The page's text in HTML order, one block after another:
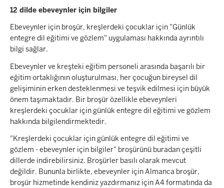
12 dilde ebeveynler için bilgiler
Ebeveynler için broşür, kreşlerdeki çocuklar için "Günlük
entegre dil eğitimi ve gözlem" uygulaması hakkında ayrıntılı
bilgi sağlar.
Ebeveynler ve kreşteki eğitim personeli arasında başarılı bir
eğitim ortaklığının oluşturulması, her çocuğun bireysel dil
gelişiminin erken desteklenmesi ve teşvik edilmesi için büyük
önem taşımaktadır. Bir broşür özellikle ebeveynleri
kreşlerdeki çocuklar için günlük entegre dil eğitimi ve gözlem
hakkında bilgilendirmektedir.
"Kreşlerdeki çocuklar için günlük entegre dil eğitimi ve
gözlem - ebeveynler için bilgiler" broşürünü buradan çeşitli
dillerde indirebilirsiniz. Broşürler basılı olarak mevcut
değildir. Bununla birlikte, ebeveynler için Almanca broşür,
broşür hizmetinde kendiniz yazdırmanız için A4 formatında da